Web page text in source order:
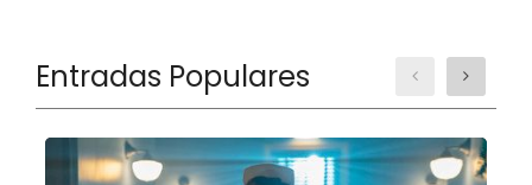
Entradas Populares